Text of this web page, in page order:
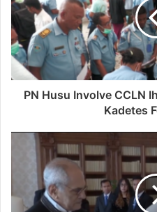
PN Husu Involve CCLN
Kadetes